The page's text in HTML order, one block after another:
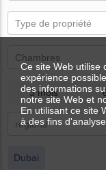
Type de propriété
Chambres
3 mois
régions
Dubai
Ce site Web utilise
expérience
des informations
notre site Web et
En utilisant ce site
à des fins